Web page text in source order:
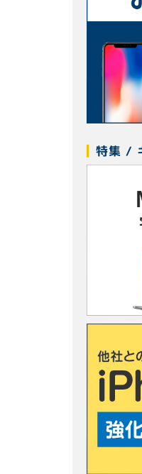
特集 /